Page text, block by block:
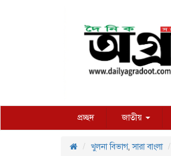
প্রচ্ছদ জাতীয়
খুলনা বিভাগ,সারা বাংলা